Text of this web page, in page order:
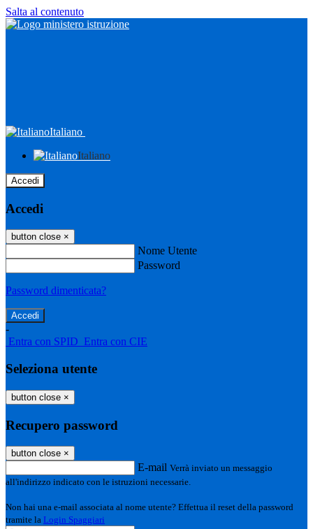
Salta al contenuto
Italiano
Italiano
Accedi
Accedi
button close ×
Nome Utente
Password
Password dimenticata?
-
Entra con SPID Entra con CIE
Seleziona utente
button close ×
Recupero password
button close ×
E-mail Verrà inviato un messaggio
all'indirizzo indicato con le istruzioni necessarie.
Non hai una e-mail associata al nome utente? Effettua il reset della password
tramite la Login Spaggiari